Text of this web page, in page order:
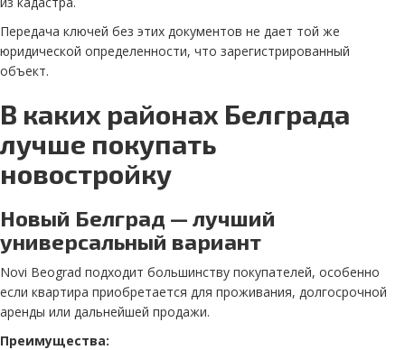
Передача ключей без этих документов не дает той же
юридической определенности, что зарегистрированный
объект.
В каких районах Белграда
лучше покупать
новостройку
Новый Белград — лучший
универсальный вариант
Novi Beograd подходит большинству покупателей, особенно
если квартира приобретается для проживания, долгосрочной
аренды или дальнейшей продажи.
Преимущества: